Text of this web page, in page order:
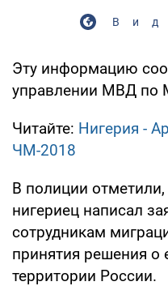
Эту информацию
управлении МВД по
Читайте: Нигерия -
ЧМ-2018
В полиции отметили,
нигериец написал
сотрудникам
принятия решения о
территории России.